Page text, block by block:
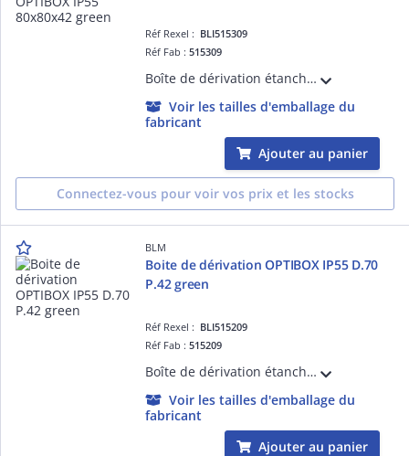
Réf Rexel : BLI515309
Réf Fab :515309
Boîte de dérivation étanche avec 4 entrées bi-injectées et repérage des ' de passage. Volume optimisé. Insertion directe des câbles. Accepte câbles et tubes de 4 à 20mm.
Voir les tailles d'emballage du
fabricant
Ajouter au panier
Connectez-vous pour voir vos prix et les stocks
BLM
Boite de dérivation OPTIBOX IP55 D.70
P.42 green
Réf Rexel : BLI515209
Réf Fab :515209
Boîte de dérivation étanche avec 4 entrées bi-injectées et repérage des ' de passage. Volume optimisé. Insertion directe des câbles. Accepte câbles et tubes de 4 à 20mm.
Voir les tailles d'emballage du
fabricant
Ajouter au panier